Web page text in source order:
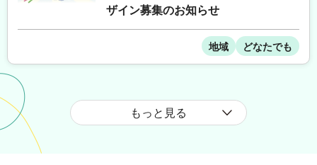
ザイン募集のお知らせ
地域 どなたでも
もっと見る